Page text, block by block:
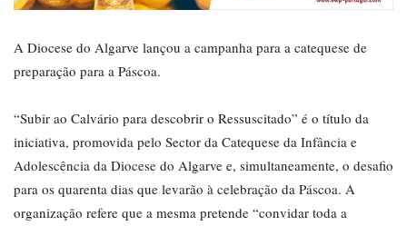
A Diocese do Algarve lançou a campanha para a catequese de
preparação para a Páscoa.
“Subir ao Calvário para descobrir o Ressuscitado” é o título da
iniciativa, promovida pelo Sector da Catequese da Infância e
Adolescência da Diocese do Algarve e, simultaneamente, o desafio
para os quarenta dias que levarão à celebração da Páscoa. A
organização refere que a mesma pretende “convidar toda a